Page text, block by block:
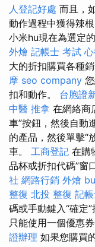
人登記好處 而且，
動作過程中獲得辣
小米hu現在為選定
外燴 記帳士 考試
大的折扣購買各種
摩 seo company
扣和動作。 台胞證
中醫 推拿 在網絡商
車”按鈕，然後自動
的產品，然後單擊“
車。 工商登記 在購
品杯或折扣代碼”窗
社 網路行銷 外燴
整復 北投 整復 記
碼或手動鍵入“確定
只能使用一個優惠券
證辦理 如果您購買